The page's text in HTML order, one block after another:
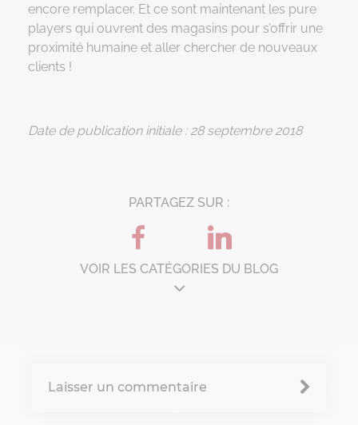
encore remplacer. Et ce sont maintenant les pure
players qui ouvrent des magasins pour s’offrir une
proximité humaine et aller chercher de nouveaux
clients !
Date de publication initiale : 28 septembre 2018
PARTAGEZ SUR :
VOIR LES CATÉGORIES DU BLOG
Change management
Laisser un commentaire